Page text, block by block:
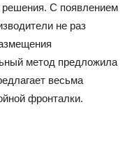
решения. С появлением
не раз
метод предложила
весьма
фронталки.